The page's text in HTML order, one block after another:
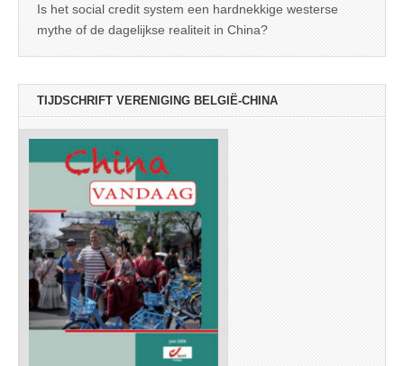
Is het social credit system een hardnekkige westerse
mythe of de dagelijkse realiteit in China?
TIJDSCHRIFT VERENIGING BELGIË-CHINA